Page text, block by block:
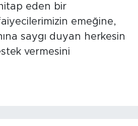
eden bir
emeğine,
saygı duyan herkesin
vermesini